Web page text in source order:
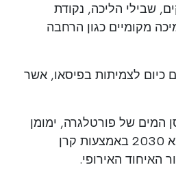
שבילי הליכה, נקודת
מקומיים כגון הרחבה
איש גרים כיום לצמיתות בפיסאו, אשר
המים של פורטלגרה, ימומן
על ידי תוכנית בר קיימא 2030 באמצעות קרן
האיחוד האירופי.